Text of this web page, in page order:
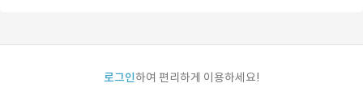
로그인하여 편리하게 이용하세요!